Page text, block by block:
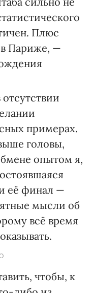
Плюс
Париже, —
примерах.
головы,
опытом я,
её финал —
мысли об
всё время
чтобы, к